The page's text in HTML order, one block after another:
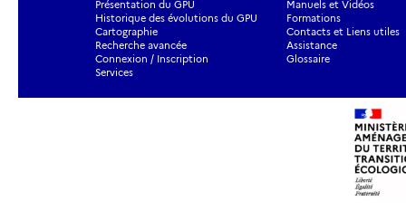
Présentation du GPU
Historique des évolutions du GPU
Cartographie
Recherche avancée
Connexion / Inscription
Services
Manuels et Vidéos
Formations
Contacts et Liens utiles
Assistance
Glossaire